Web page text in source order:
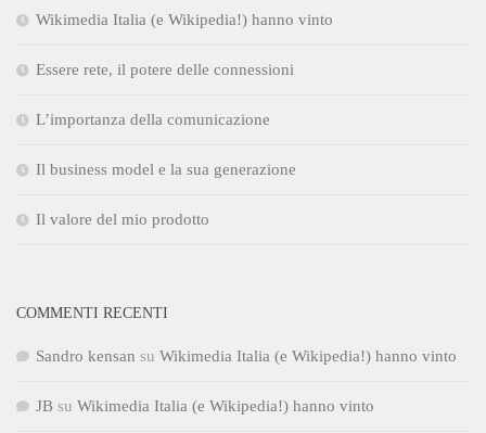
Wikimedia Italia (e Wikipedia!) hanno vinto
Essere rete, il potere delle connessioni
L’importanza della comunicazione
Il business model e la sua generazione
Il valore del mio prodotto
COMMENTI RECENTI
Sandro kensan su Wikimedia Italia (e Wikipedia!) hanno vinto
JB su Wikimedia Italia (e Wikipedia!) hanno vinto